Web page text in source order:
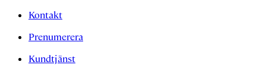
Kontakt
Prenumerera
Kundtjänst